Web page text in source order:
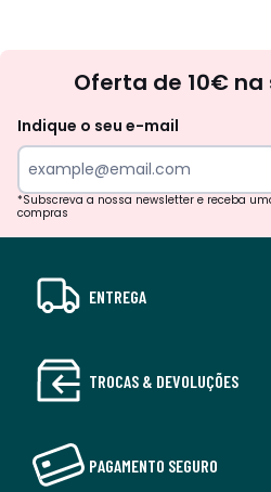
Oferta de 10€
Indique o seu e-mail
*Subscreva a nossa newsletter e receba
compras
ENTREGA
TROCAS & DEVOLUÇÕES
PAGAMENTO SEGURO